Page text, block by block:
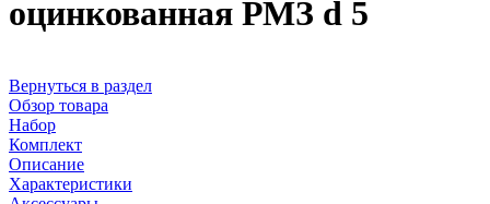
оцинкованная РМЗ d 5
Вернуться в раздел
Обзор товара
Набор
Комплект
Описание
Характеристики